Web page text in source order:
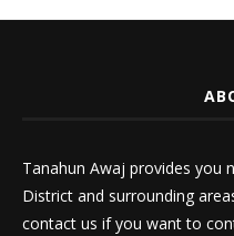
Tanahun Awaj provides you
District and surrounding
contact us if you want to